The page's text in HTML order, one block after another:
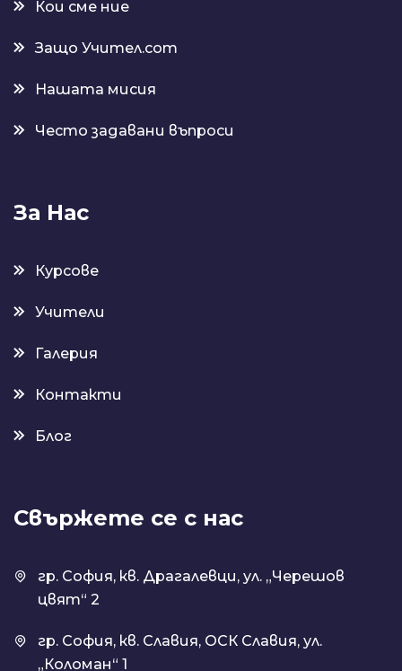
Кои сме ние
Защо Учител.com
Нашата мисия
Често задавани въпроси
За Нас
Курсове
Учители
Галерия
Контакти
Блог
Свържете се с нас
гр. София, кв. Драгалевци, ул. „Черешов
цвят“ 2
гр. София, кв. Славия, ОСК Славия, ул.
„Коломан“ 1